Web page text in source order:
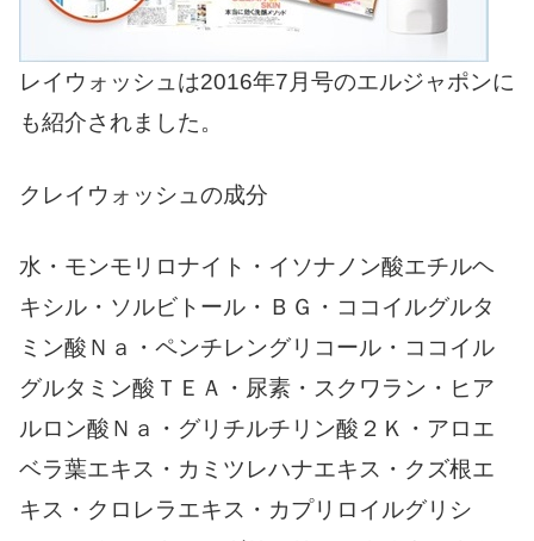
レイウォッシュは2016年7月号のエルジャポンに
も紹介されました。
クレイウォッシュの成分
水・モンモリロナイト・イソナノン酸エチルヘ
キシル・ソルビトール・ＢＧ・ココイルグルタ
ミン酸Ｎａ・ペンチレングリコール・ココイル
グルタミン酸ＴＥＡ・尿素・スクワラン・ヒア
ルロン酸Ｎａ・グリチルチリン酸２Ｋ・アロエ
ベラ葉エキス・カミツレハナエキス・クズ根エ
キス・クロレラエキス・カプリロイルグリシ